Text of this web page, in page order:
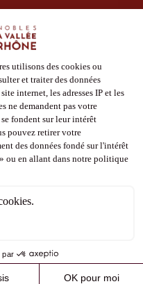
de confidentialité